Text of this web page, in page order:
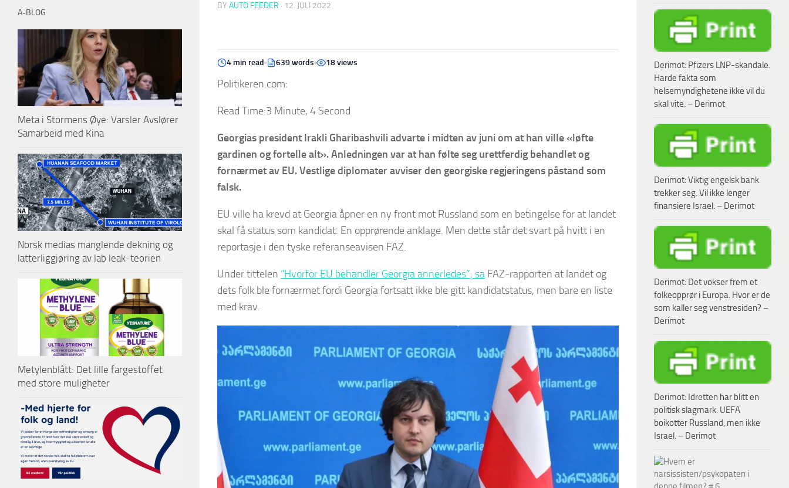
BY AUTO FEEDER · 12. JULI 2022
4 min read 639 words 18 views
Politikeren.com:
Read Time:3 Minute, 4 Second
Georgias president Irakli Gharibashvili advarte i midten av juni om at han ville «løfte
gardinen og fortelle alt». Anledningen var at han følte seg urettferdig behandlet og
fornærmet av EU. Vestlige diplomater avviser den georgiske regjeringens påstand som
falsk.
EU ville ha krevd at Georgia åpner en ny front mot Russland som en betingelse for at landet
skal få status som kandidat. En opprørende anklage. Men dette står det svart på hvitt i en
reportasje i den tyske referanseavisen FAZ.
Under tittelen “Hvorfor EU behandler Georgia annerledes”, sa FAZ-rapporten at landet og
dets folk ble fornærmet fordi Georgia fortsatt ikke ble gitt kandidatstatus, men bare en liste
med krav.
A-BLOG
Meta i Stormens Øye: Varsler Avslører
Samarbeid med Kina
Norsk medias manglende dekning og
latterliggjøring av lab leak-teorien
Metylenblått: Det lille fargestoffet
med store muligheter
Derimot: Pfizers LNP-skandale.
Harde fakta som
helsemyndighetene ikke vil du
skal vite. – Derimot
Derimot: Viktig engelsk bank
trekker seg. Vil ikke lenger
finansiere Israel. – Derimot
Derimot: Det vokser frem et
folkeopprør i Europa. Hvor er de
som kaller seg venstresiden? –
Derimot
Derimot: Idretten har blitt en
politisk slagmark. UEFA
boikotter Russland, men ikke
Israel. – Derimot